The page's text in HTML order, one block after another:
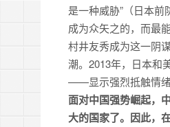
是一种威胁”（日本
成为众矢之的，而最
村井友秀成为这一阴
潮。2013年，日本和
——显示强烈抵触情绪
面对中国强势崛起，
大的国家了。因此，